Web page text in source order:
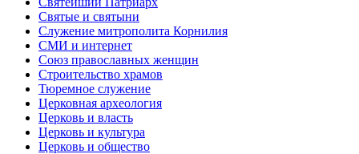
Святые и святыни
Служение митрополита Корнилия
СМИ и интернет
Союз православных женщин
Строительство храмов
Тюремное служение
Церковная археология
Церковь и власть
Церковь и культура
Церковь и общество